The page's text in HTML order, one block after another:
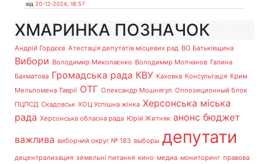
від 20-12-2024, 18:57
ХМАРИНКА ПОЗНАЧОК
Андрій Гордєєв Атестація депутатів місцевих рад ВО Батьківщина
Вибори Володимир Миколаєнко Володимир Молчанов Галина
Бахматова Громадська рада КВУ Каховка Консультація Крим
Мельпомена Таврії ОТГ Олександр Мошнягул Оппозиционный блок
ПЦПСД Скадовськ ХОЦ Успішна жінка Херсонська міська
рада Херсонська обласна рада Юрій Житняк анонс бюджет
важлива виборчий округ № 183 выборы депутати
децентрализация земельні питання кино медиа мониторинг правова